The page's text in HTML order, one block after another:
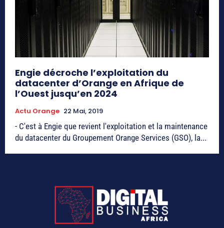
Engie décroche l’exploitation du
datacenter d’Orange en Afrique de
l’Ouest jusqu’en 2024
Actu Orange 22 Mai, 2019
- C'est à Engie que revient l'exploitation et la maintenance
du datacenter du Groupement Orange Services (GSO), la...